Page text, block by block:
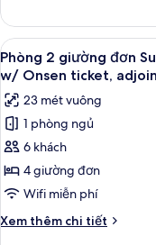
thuốc
(Extra
Bed,
with
Onsen
ticket)
Phòng
giường
đơn
Superior,
không
hút
thuốc
(Extra
Bed,
Onsen
ticket)
Xem
tất
cả
ảnh
Phòng
2
giường
đơn
Superior,
không
2
Phòng 2 giường đơn
w/ Onsen ticket,
23 mét vuông
1 phòng ngủ
6 khách
4 giường đơn
Wifi miễn phí
Xem thêm chi tiết
Chi